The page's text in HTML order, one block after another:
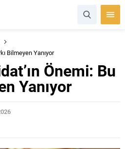
Bilmeyen Yanıyor
Önemi: Bu
Yanıyor